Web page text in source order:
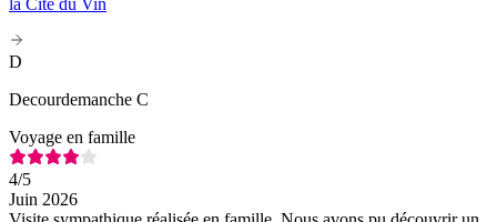
la Cité du Vin
D
Decourdemanche C
Voyage en famille
4/5
Juin 2026